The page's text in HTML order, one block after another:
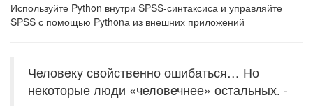
Используйте Python внутри SPSS-синтаксиса и управляйте
SPSS с помощью Pythonа из внешних приложений
Человеку свойственно ошибаться… Но
некоторые люди «человечнее» остальных. -